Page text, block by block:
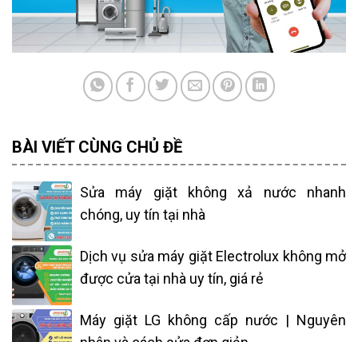
BÀI VIẾT CÙNG CHỦ ĐỀ
Sửa máy giặt không xả nước nhanh
chóng, uy tín tại nhà
Dịch vụ sửa máy giặt Electrolux không mở
được cửa tại nhà uy tín, giá rẻ
Máy giặt LG không cấp nước | Nguyên